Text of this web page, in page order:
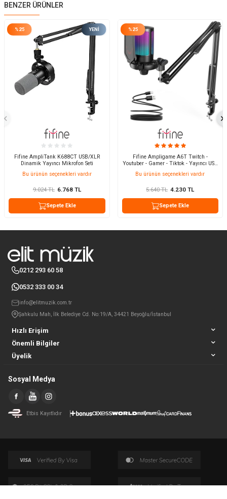
BENZER ÜRÜNLER
%25 YENI
Fifine AmpliTank K688CT USB/XLR
Dinamik Yayıncı Mikrofon Seti
Bu ürünün seçenekleri vardır
9.024TL 6.768TL
Sepete Ekle
%25
Fifine Ampligame A6T Twitch -
Youtuber - Gamer - Tiktok - Yayıncı USB
Bu ürünün seçenekleri vardır
5.640TL 4.230 TL
Sepete Ekle
Hızlı Erişim
Önemli Bilgiler
Üyelik
0212 293 60 58
0532 333 00 34
info@elitmuzik.com.tr
Şahkulu Mah, İlk Belediye Cd. No:19/A, 34421 Beyoğlu/İstanbul
Sosyal Medya
Etbis Kayıtlıdır